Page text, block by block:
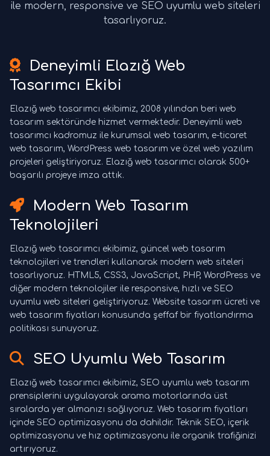
ile modern, responsive ve SEO uyumlu web siteleri
tasarlıyoruz.
Deneyimli Elazığ Web
Tasarımcı Ekibi
Elazığ web tasarımcı ekibimiz, 2008 yılından beri web
tasarım sektöründe hizmet vermektedir. Deneyimli web
tasarımcı kadromuz ile kurumsal web tasarım, e-ticaret
web tasarım, WordPress web tasarım ve özel web yazılım
projeleri geliştiriyoruz. Elazığ web tasarımcı olarak 500+
başarılı projeye imza attık.
Modern Web Tasarım
Teknolojileri
Elazığ web tasarımcı ekibimiz, güncel web tasarım
teknolojileri ve trendleri kullanarak modern web siteleri
tasarlıyoruz. HTML5, CSS3, JavaScript, PHP, WordPress ve
diğer modern teknolojiler ile responsive, hızlı ve SEO
uyumlu web siteleri geliştiriyoruz. Website tasarım ücreti ve
web tasarım fiyatları konusunda şeffaf bir fiyatlandırma
politikası sunuyoruz.
SEO Uyumlu Web Tasarım
Elazığ web tasarımcı ekibimiz, SEO uyumlu web tasarım
prensiplerini uygulayarak arama motorlarında üst
sıralarda yer almanızı sağlıyoruz. Web tasarım fiyatları
içinde SEO optimizasyonu da dahildir. Teknik SEO, içerik
optimizasyonu ve hız optimizasyonu ile organik trafiğinizi
artırıyoruz.